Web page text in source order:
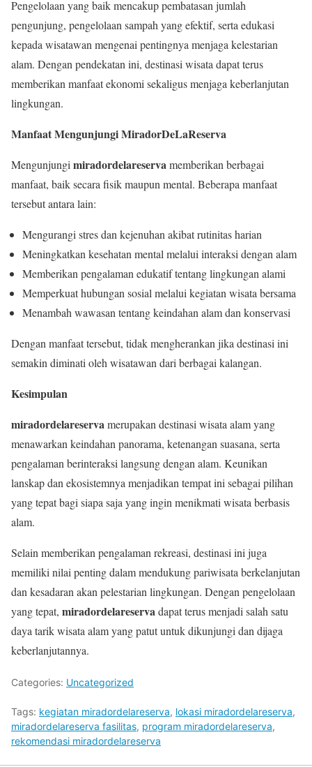
Pengelolaan yang baik mencakup pembatasan jumlah
pengunjung, pengelolaan sampah yang efektif, serta edukasi
kepada wisatawan mengenai pentingnya menjaga kelestarian
alam. Dengan pendekatan ini, destinasi wisata dapat terus
memberikan manfaat ekonomi sekaligus menjaga keberlanjutan
lingkungan.
Manfaat Mengunjungi MiradorDeLaReserva
Mengunjungi miradordelareservamemberikan berbagai
manfaat, baik secara fisik maupun mental. Beberapa manfaat
tersebut antara lain:
Mengurangi stres dan kejenuhan akibat rutinitas harian
Meningkatkan kesehatan mental melalui interaksi dengan alam
Memberikan pengalaman edukatif tentang lingkungan alami
Memperkuat hubungan sosial melalui kegiatan wisata bersama
Menambah wawasan tentang keindahan alam dan konservasi
Dengan manfaat tersebut, tidak mengherankan jika destinasi ini
semakin diminati oleh wisatawan dari berbagai kalangan.
Kesimpulan
miradordelareservamerupakan destinasi wisata alam yang
menawarkan keindahan panorama, ketenangan suasana, serta
pengalaman berinteraksi langsung dengan alam. Keunikan
lanskap dan ekosistemnya menjadikan tempat ini sebagai pilihan
yang tepat bagi siapa saja yang ingin menikmati wisata berbasis
alam.
Selain memberikan pengalaman rekreasi, destinasi ini juga
memiliki nilai penting dalam mendukung pariwisata berkelanjutan
dan kesadaran akan pelestarian lingkungan. Dengan pengelolaan
yang tepat, miradordelareservadapat terus menjadi salah satu
daya tarik wisata alam yang patut untuk dikunjungi dan dijaga
keberlanjutannya.
Categories: Uncategorized
Tags: kegiatan miradordelareserva, lokasi miradordelareserva,
miradordelareserva fasilitas, program miradordelareserva,
rekomendasi miradordelareserva